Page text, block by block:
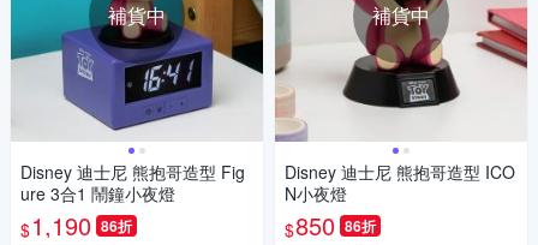
補貨中
Disney 迪士尼 熊抱哥造型 Fig
ure 3合1 鬧鐘小夜燈
$1,190 86折
補貨中
Disney 迪士尼 熊抱哥造型 ICO
N小夜燈
$850 86折